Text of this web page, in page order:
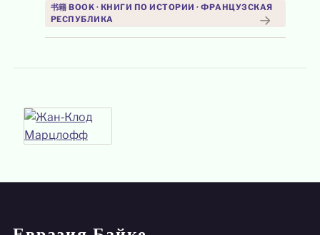
书籍 BOOK · КНИГИ ПО ИСТОРИИ · ФРАНЦУЗСКАЯ
РЕСПУБЛИКА
→